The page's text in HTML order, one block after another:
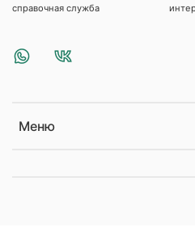
Меню
справочная служба